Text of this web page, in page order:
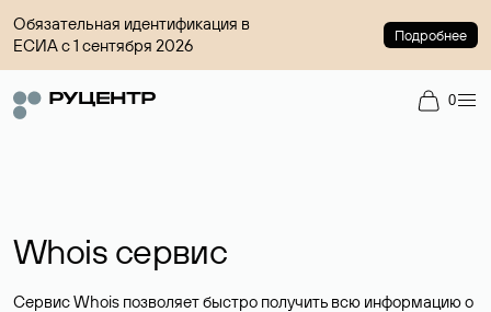
Обязательная идентификация в
ЕСИА с 1 сентября 2026
Подробнее
0
Whois сервис
Сервис Whois позволяет быстро получить всю информацию о